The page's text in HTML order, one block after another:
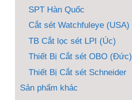
SPT Hàn Quốc
Cắt sét Watchfuleye (USA)
TB Cắt lọc sét LPI (Úc)
Thiết Bị Cắt sét OBO (Đức)
Thiết Bị Cắt sét Schneider
Sản phẩm khác